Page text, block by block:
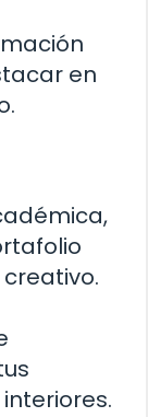
en